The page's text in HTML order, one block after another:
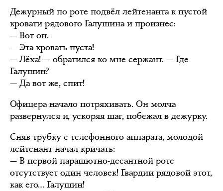
Дежурный по роте подвёл лейтенанта к пустой
кровати рядового Галушина и произнес:
— Вот он.
— Эта кровать пуста!
— Лёха! — обратился ко мне сержант. — Где
Галушин?
— Да вот же, спит!
Офицера начало потряхивать. Он молча
развернулся и, ускоряя шаг, побежал в дежурку.
Сняв трубку с телефонного аппарата, молодой
лейтенант начал кричать:
— В первой парашютно-десантной роте
отсутствует один человек! Гвардии рядовой этот,
как его… Галушин!